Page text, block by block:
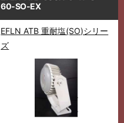
60-SO-EX
EFLN ATB 重耐塩(SO)シリー
ズ